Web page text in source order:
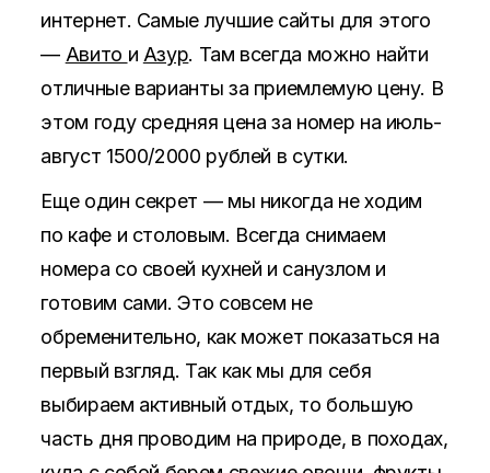
интернет. Самые лучшие сайты для этого
— Авито и Азур. Там всегда можно найти
отличные варианты за приемлемую цену. В
этом году средняя цена за номер на июль-
август 1500/2000 рублей в сутки.
Еще один секрет — мы никогда не ходим
по кафе и столовым. Всегда снимаем
номера со своей кухней и санузлом и
готовим сами. Это совсем не
обременительно, как может показаться на
первый взгляд. Так как мы для себя
выбираем активный отдых, то большую
часть дня проводим на природе, в походах,